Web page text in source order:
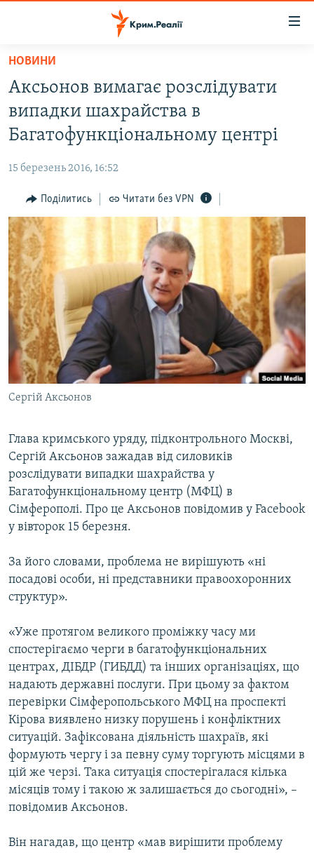
Перейти
основного
матеріалу
Перейти
до
основної
навігації
Перейти
до
пошуку
ВІДЕО ТА ФОТО
БЛОГИ
ПОГЛЯД
ІНТЕРВ'Ю
ВСЕ ЗА ДЕНЬ
СПЕЦПРОЕКТИ
ДЕПОРТАЦІЯ
ВІДЕОУРОКИ «ELIFBE»
СВІДЧЕННЯ ОКУПАЦІЇ
УКРАЇНСЬКА ПРОБЛЕМА КРИМУ
ІНФОГРАФІКА
ЯК ОБІЙТИ БЛОКУВАННЯ
Русский
Qırımtatar
ДОЛУЧАЙСЯ!
Усі сайти RFE/RL
НОВИНИ
Аксьонов вимагає розслідувати
випадки шахрайства в
Багатофункціональному центрі
15 березень 2016, 16:52
Поділитись Читати без VPN
Сергій Аксьонов
Глава кримського уряду, підконтрольного Москві,
Сергій Аксьонов зажадав від силовиків
розслідувати випадки шахрайства у
Багатофункціональному центр (МФЦ) в
Сімферополі. Про це Аксьонов повідомив у Facebook
у вівторок 15 березня.
За його словами, проблема не вирішують «ні
посадові особи, ні представники правоохоронних
структур».
«Уже протягом великого проміжку часу ми
спостерігаємо черги в багатофункціональних
центрах, ДІБДР (ГИБДД) та інших організаціях, що
надають державні послуги. При цьому за фактом
перевірки Сімферопольського МФЦ на проспекті
Кірова виявлено низку порушень і конфліктних
ситуацій. Зафіксована діяльність шахраїв, які
формують чергу і за певну суму торгують місцями в
цій же черзі. Така ситуація спостерігалася кілька
місяців тому і такою ж залишається до сьогодні», –
повідомив Аксьонов.
Він нагадав, що центр «мав вирішити проблему